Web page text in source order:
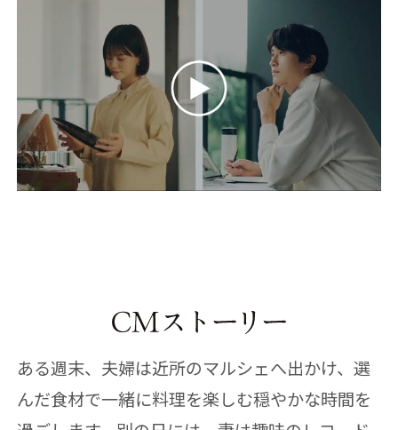
ある週末、夫婦は近所のマルシェへ出かけ、選
んだ食材で一緒に料理を楽しむ穏やかな時間を